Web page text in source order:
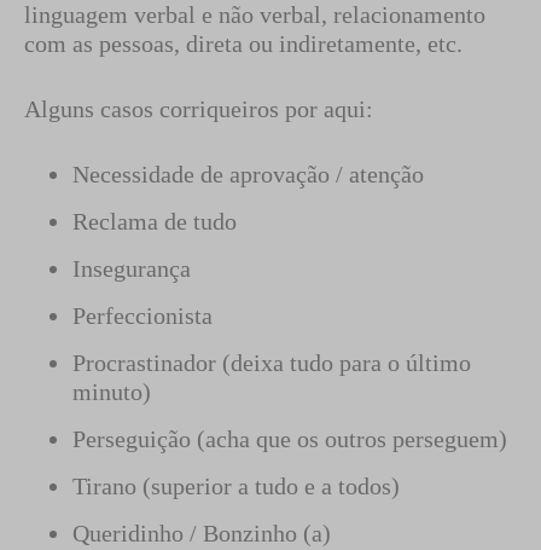
linguagem verbal e não verbal, relacionamento
com as pessoas, direta ou indiretamente, etc.
Alguns casos corriqueiros por aqui:
Necessidade de aprovação / atenção
Reclama de tudo
Insegurança
Perfeccionista
Procrastinador (deixa tudo para o último
minuto)
Perseguição (acha que os outros perseguem)
Tirano (superior a tudo e a todos)
Queridinho / Bonzinho (a)